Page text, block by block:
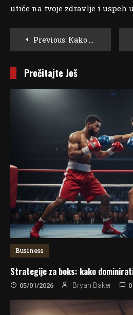
utiče na tvoje zdravlje i uspeh
Post
Navigation
Previous: Kako fizička aktivnost utiče na povećanje mentalne sposobnosti?
Pročitajte Još
Business
Strategije za boks: kako
05/01/2026 Bryan Baker 0